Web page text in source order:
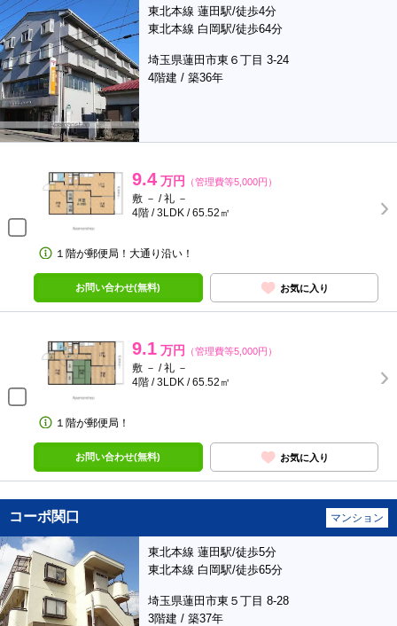
東北本線 蓮田駅/徒歩4分
東北本線 白岡駅/徒歩64分
埼玉県蓮田市東６丁目 3-24
4階建 / 築36年
9.4 万円 （管理費等5,000円）
敷 － / 礼 －
4階 / 3LDK / 65.52㎡
１階が郵便局！大通り沿い！
お問い合わせ(無料) お気に入り
9.1 万円 （管理費等5,000円）
敷 － / 礼 －
4階 / 3LDK / 65.52㎡
１階が郵便局！
お問い合わせ(無料) お気に入り
コーポ関口 マンション
東北本線 蓮田駅/徒歩5分
東北本線 白岡駅/徒歩65分
埼玉県蓮田市東５丁目 8-28
3階建 / 築37年